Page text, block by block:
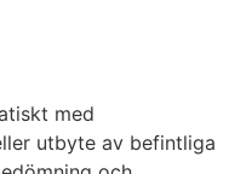
med
utbyte av befintliga